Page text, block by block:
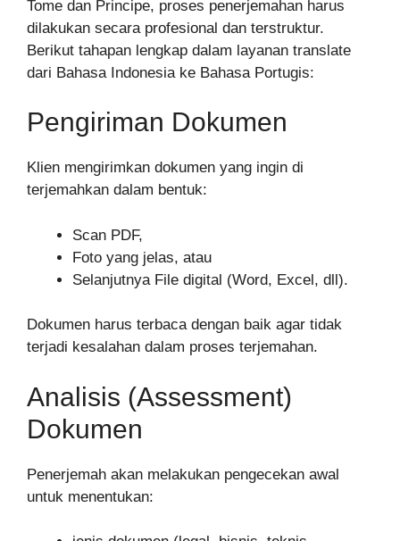
Tome dan Principe, proses penerjemahan harus
dilakukan secara profesional dan terstruktur.
Berikut tahapan lengkap dalam layanan translate
dari Bahasa Indonesia ke Bahasa Portugis:
Pengiriman Dokumen
Klien mengirimkan dokumen yang ingin di
terjemahkan dalam bentuk:
Scan PDF,
Foto yang jelas, atau
Selanjutnya File digital (Word, Excel, dll).
Dokumen harus terbaca dengan baik agar tidak
terjadi kesalahan dalam proses terjemahan.
Analisis (Assessment)
Dokumen
Penerjemah akan melakukan pengecekan awal
untuk menentukan: